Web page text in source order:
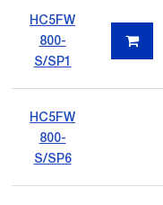
HC5FW
800-
S/SP1
HC5FW
800-
S/SP6